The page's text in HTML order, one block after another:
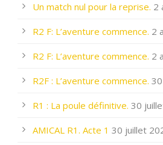
Un match nul pour la reprise. 2
R2 F: L’aventure commence. 2
R2 F: L’aventure commence. 2
R2F : L’aventure commence.
R1 : La poule définitive. 30
AMICAL R1. Acte 1 30 juillet